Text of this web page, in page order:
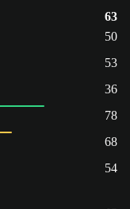
63
50
53
36
78
68
54